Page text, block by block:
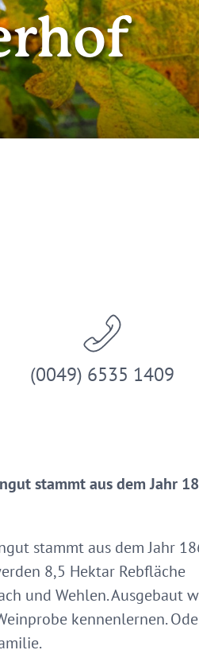
(0049) 6535 1409
stammt aus dem Jahr
stammt aus dem Jahr
8,5 Hektar Rebfläche
und Wehlen. Ausgebaut
kennenlernen.